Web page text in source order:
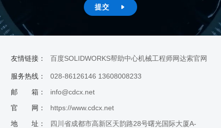
提交 
友情链接： 百度SOLIDWORKS帮助中心机械工程师网达索官网
服务热线：
028-86126146 13608008233
邮 箱：
info@cdcx.net
官 网：
https://www.cdcx.net
地 址：
四川省成都市高新区天韵路28号曙光国际大厦A-